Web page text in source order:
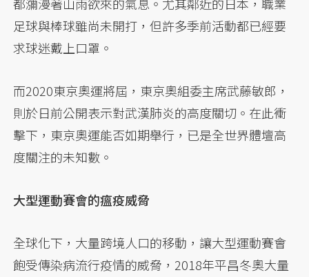
足球與棒球雖尚未開打，但許多季前活動都已經要
求球迷戴上口罩。
而2020東京奧運將屆，東京奧組委主席武藤敏郎，
則於日前公開表示對武漢肺炎的高度關切。在此衝
擊下，東京奧運能否如期舉行，已是全世界體壇高
度關注的未知數。
大型運動賽會的瘟疫威脅
全球化下，大量跨境人口的移動，讓大型運動賽會
飽受傳染病流行疫情的威脅，2018年平昌冬奧大量